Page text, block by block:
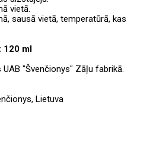
vietā.
sausā vietā, temperatūrā, kas
120 ml
"Švenčionys" Zāļu fabrikā.
Lietuva